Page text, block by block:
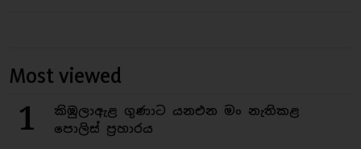
Most viewed
1
කිඹුලාඇළ ගුණාට යනඑන මං නැතිකළ
පොලිස් ප්‍රහාරය